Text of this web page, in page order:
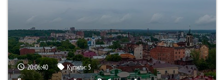
20:06:39 Купили:5